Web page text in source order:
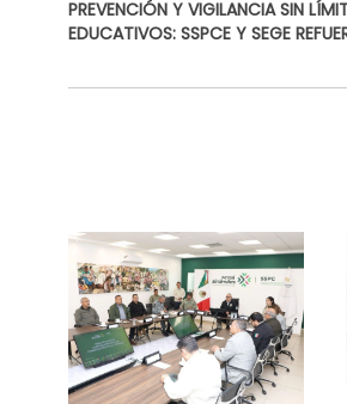
PREVENCIÓN Y VIGILANCIA SIN
EDUCATIVOS: SSPCE Y SEGE